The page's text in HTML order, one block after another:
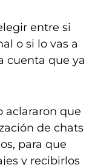
entre si
o si lo vas a
cuenta que ya
aclararon que
de chats
para que
y recibirlos